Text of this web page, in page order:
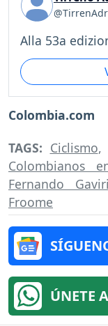
Alla 53a
Colombia.com
TAGS: Ciclismo,
Colombianos
Fernando
Froome
ÚNETE